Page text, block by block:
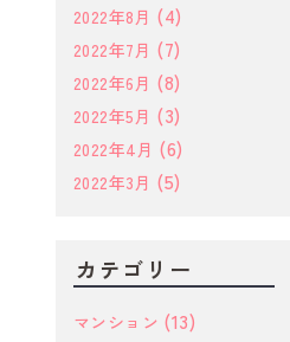
2022年8月 (4)
2022年7月 (7)
2022年6月 (8)
2022年5月 (3)
2022年4月 (6)
2022年3月 (5)
カテゴリー
マンション (13)